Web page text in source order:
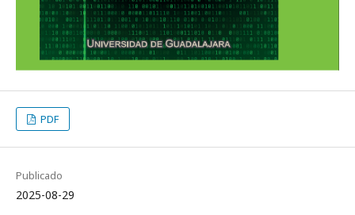
PDF
Publicado
2025-08-29